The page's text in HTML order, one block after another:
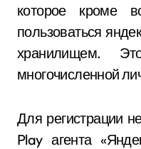
которое кроме
пользоваться
хранилищем.
многочисленной
Для регистрации
Play агента